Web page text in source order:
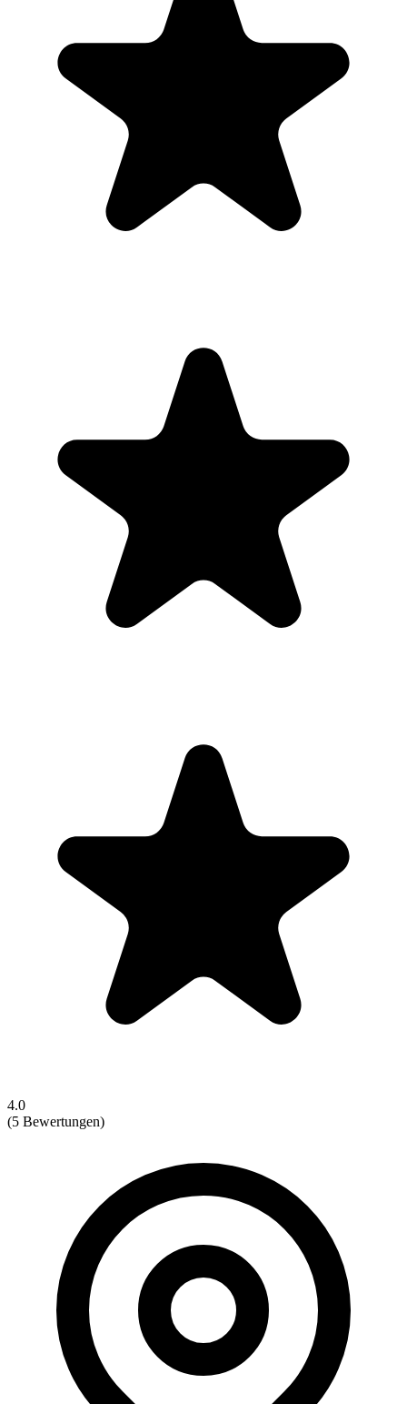
4.0
(5 Bewertungen)